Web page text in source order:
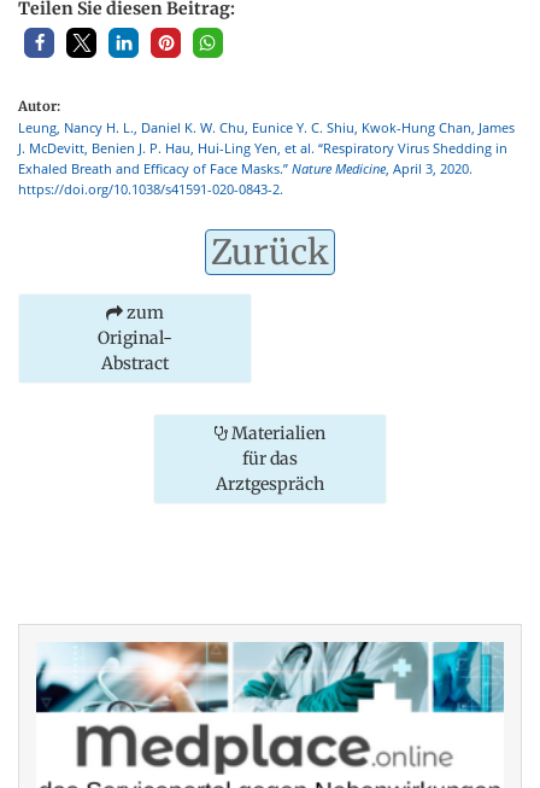
Teilen Sie diesen Beitrag:
Autor:
Leung, Nancy H. L., Daniel K. W. Chu, Eunice Y. C. Shiu, Kwok-Hung Chan, James
J. McDevitt, Benien J. P. Hau, Hui-Ling Yen, et al. “Respiratory Virus Shedding in
Exhaled Breath and Efficacy of Face Masks.” Nature Medicine , April 3, 2020.
https://doi.org/10.1038/s41591-020-0843-2.
Zurück
zum
Original-
Abstract
Materialien
für das
Arztgespräch